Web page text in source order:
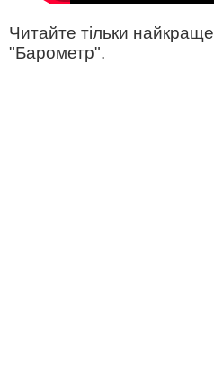
Читайте тільки найкраще
"Барометр".